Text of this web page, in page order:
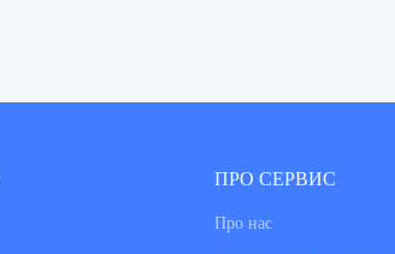
ПРО СЕРВИС
Про нас